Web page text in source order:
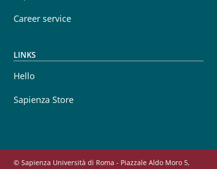
Career service
LINKS
Hello
Sapienza Store
© Sapienza Università di Roma - Piazzale Aldo Moro 5,